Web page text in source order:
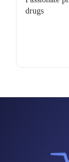
drugs